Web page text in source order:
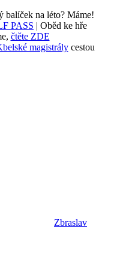
balíček na léto? Máme!
PASS | Oběd ke hře
čtěte ZDE
magistrálycestou
Zbraslav